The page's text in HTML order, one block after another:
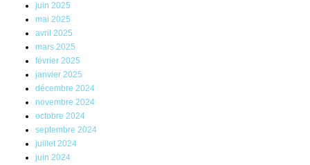
juin 2025
mai 2025
avril 2025
mars 2025
février 2025
janvier 2025
décembre 2024
novembre 2024
octobre 2024
septembre 2024
juillet 2024
juin 2024